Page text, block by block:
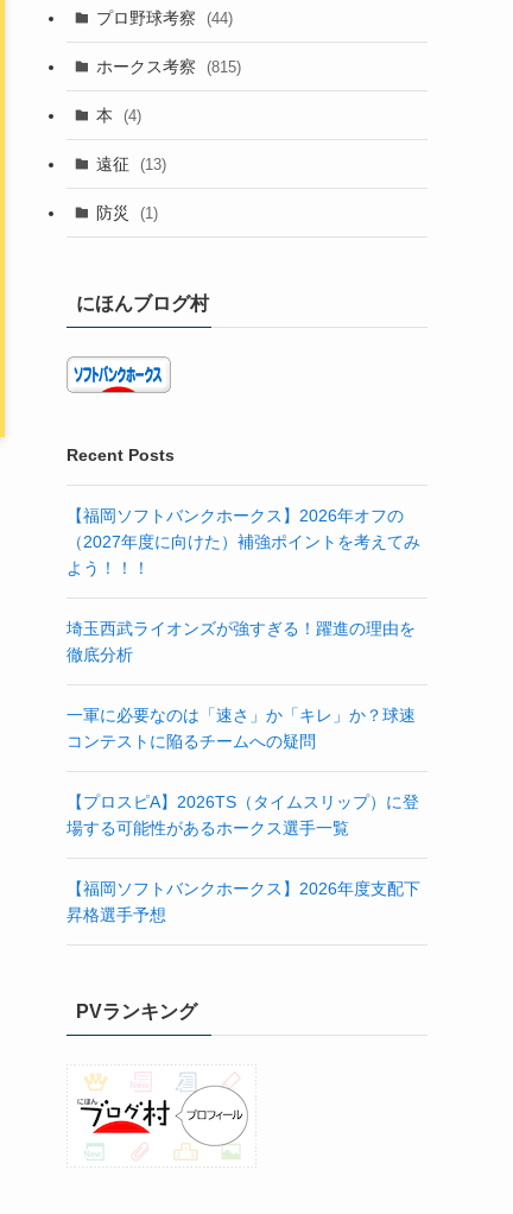
プロ野球考察 (44)
ホークス考察 (815)
本 (4)
遠征 (13)
防災 (1)
にほんブログ村
Recent Posts
【福岡ソフトバンクホークス】2026年オフの
（2027年度に向けた）補強ポイントを考えてみ
よう！！！
埼玉西武ライオンズが強すぎる！躍進の理由を
徹底分析
一軍に必要なのは「速さ」か「キレ」か？球速
コンテストに陥るチームへの疑問
【プロスピA】2026TS（タイムスリップ）に登
場する可能性があるホークス選手一覧
【福岡ソフトバンクホークス】2026年度支配下
昇格選手予想
PVランキング